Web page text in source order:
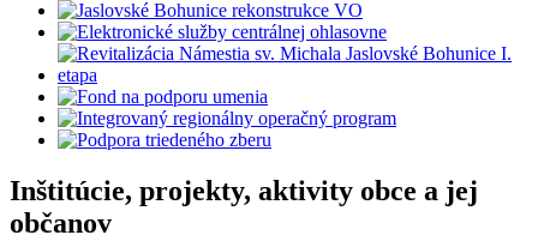
Inštitúcie, projekty, aktivity obce a jej
občanov